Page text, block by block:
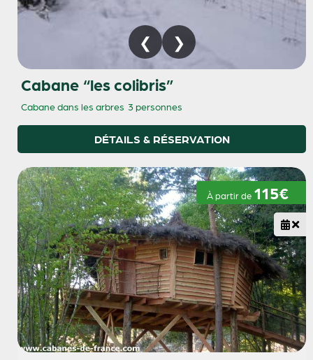
Cabane “les colibris”
Cabane dans les arbres 3 personnes
DÉTAILS & RÉSERVATION
À partir de 115€